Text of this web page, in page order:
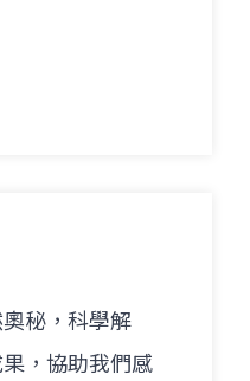
秘，科學解
，協助我們感